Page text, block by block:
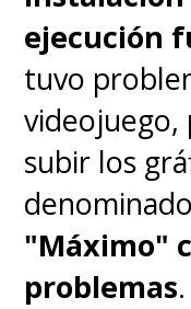
ejecución
tuvo
subir los
denominado
"Máximo"
problemas.